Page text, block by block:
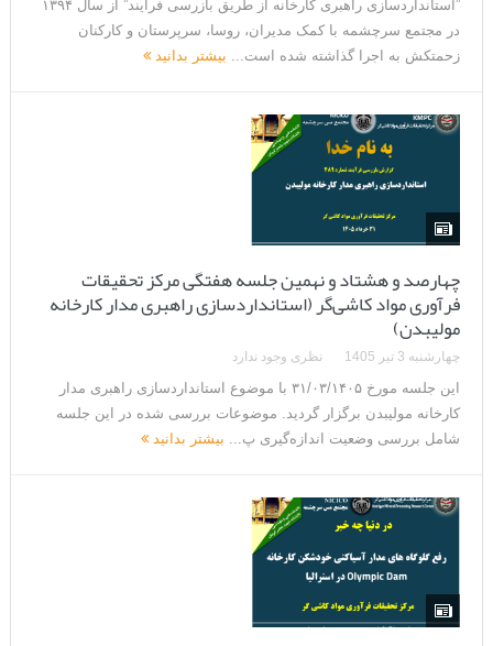
”استانداردسازی راهبری کارخانه از طریق بازرسی فرایند” از سال ۱۳۹۴
در مجتمع سرچشمه با کمک مدیران، روسا، سرپرستان و کارکنان
زحمتکش به اجرا گذاشته شده است... بیشتر بدانید
چهارصد و هشتاد و نهمین جلسه هفتگی مرکز تحقیقات
فرآوری مواد کاشی‌گر (استانداردسازی راهبری مدار کارخانه
مولیبدن)
چهارشنبه 3 تیر 1405 نظری وجود ندارد
این جلسه مورخ ۳۱/۰۳/۱۴۰۵ با موضوع استانداردسازی راهبری مدار
کارخانه مولیبدن برگزار گردید. موضوعات بررسی شده در این جلسه
شامل بررسی وضعیت اندازه‌گیری پ... بیشتر بدانید